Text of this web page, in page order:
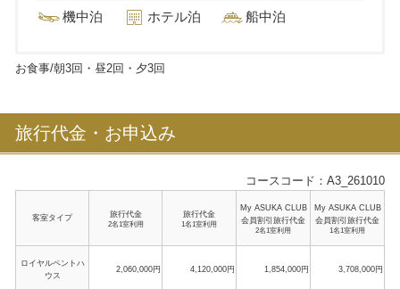
機中泊
ホテル泊 船中泊
お食事/朝3回・昼2回・夕3回
旅行代金・お申込み
コースコード：A3_261010
客室タイプ 旅行代金
2名1室利用
旅行代金
1名1室利用
My ASUKA CLUB
会員割引旅行代金
2名1室利用
My ASUKA CLUB
会員割引旅行代金
1名1室利用
ロイヤルペントハ
ウス
2,060,000円 4,120,000円 1,854,000円 3,708,000円